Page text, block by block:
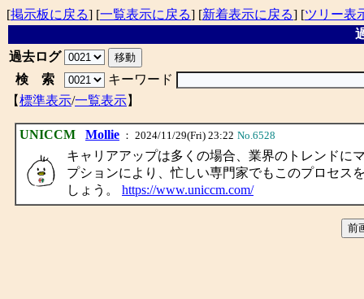
[掲示板に戻る] [一覧表示に戻る] [新着表示に戻る] [ツリー表
過去ログ
検 索
キーワード
【標準表示/一覧表示】
UNICCM Mollie ： 2024/11/29(Fri) 23:22 No.6528
キャリアアップは多くの場合、業界のトレンドに
プションにより、忙しい専門家でもこのプロセス
しょう。 https://www.uniccm.com/